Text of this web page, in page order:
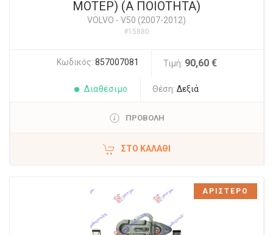
ΜΟΤΕΡ) (Α ΠΟΙΟΤΗΤΑ)
VOLVO - V50 (2007-2012)
#15880
Κωδικός: 857007081 Τιμή: 90,60 €
Διαθέσιμο Θέση: Δεξιά
ΠΡΟΒΟΛΗ
ΣΤΟ ΚΑΛΆΘΙ
ΑΡΙΣΤΕΡΟ